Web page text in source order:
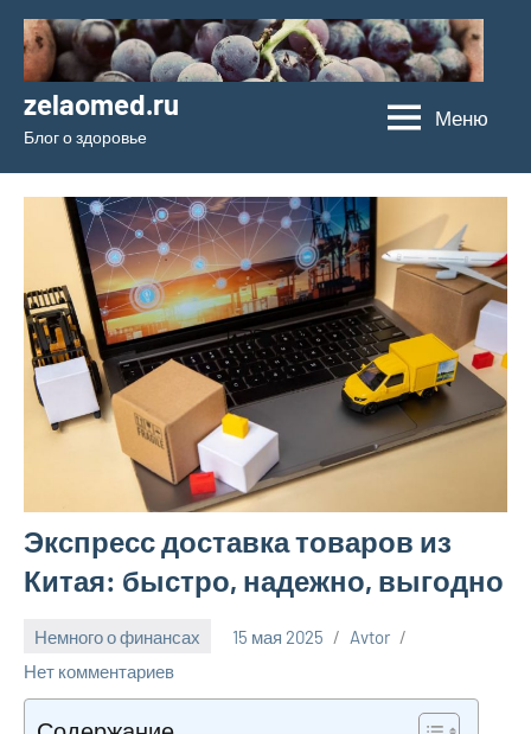
Перейти
содержимому
zelaomed.ru
Блог о здоровье
Меню
Экспресс доставка товаров из
Китая: быстро, надежно, выгодно
Немного о финансах 15 мая 2025
Avtor
Нет комментариев